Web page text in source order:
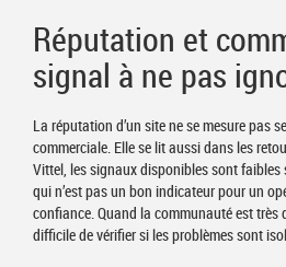
Réputation et
signal à ne pas
La réputation d’un site ne se mesure pas
commerciale. Elle se lit aussi dans les
Vittel, les signaux disponibles sont faibles
qui n’est pas un bon indicateur pour un
confiance. Quand la communauté est très
difficile de vérifier si les problèmes sont